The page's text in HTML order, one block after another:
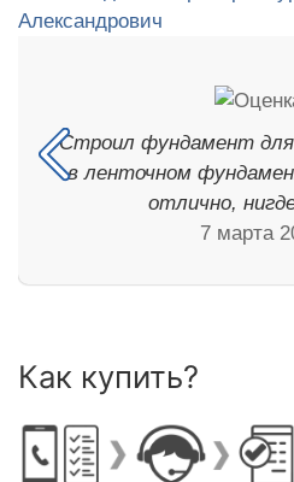
Строил фундамент для
в ленточном
отлично,
7 марта
Как купить?